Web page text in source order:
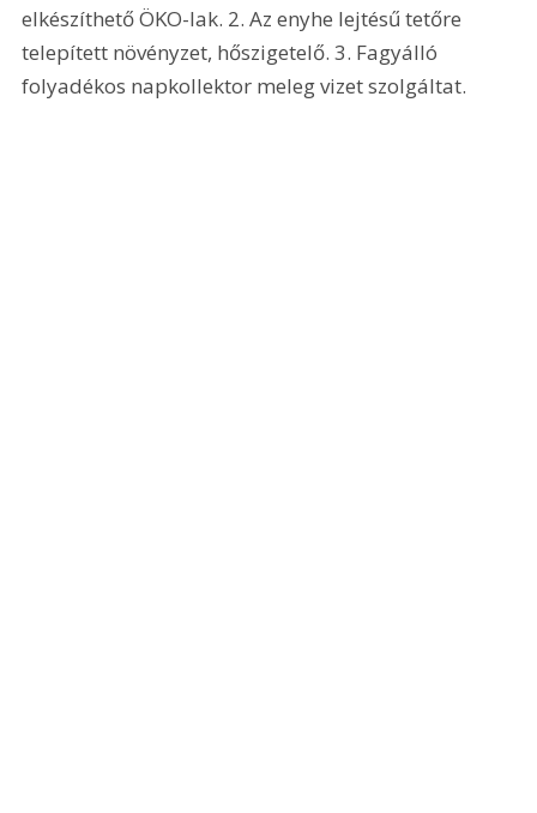
elkészíthető ÖKO-lak. 2. Az enyhe lejtésű tetőre
telepített növényzet, hőszigetelő. 3. Fagyálló
folyadékos napkollektor meleg vizet szolgáltat.